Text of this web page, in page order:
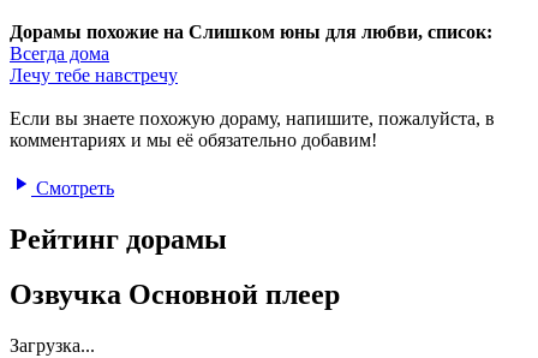
Дорамы похожие на Слишком юны для любви, список:
Всегда дома
Лечу тебе навстречу
Если вы знаете похожую дораму, напишите, пожалуйста, в
комментариях и мы её обязательно добавим!
Смотреть
Рейтинг дорамы
Озвучка Основной плеер
Загрузка...